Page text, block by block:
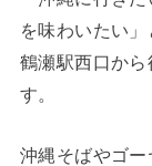
を味わいたい
鶴瀬駅西口か
す。
沖縄そばやゴ